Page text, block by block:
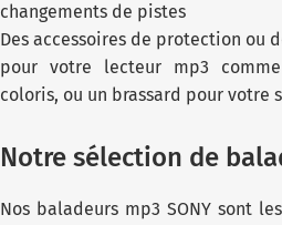
changements de pistes
Des accessoires de protection ou
pour votre lecteur mp3
coloris, ou un brassard pour votre
Notre sélection de
Nos baladeurs mp3 SONY sont